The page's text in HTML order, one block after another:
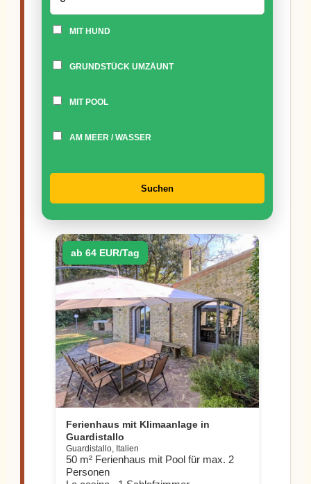
MIT HUND
GRUNDSTÜCK UMZÄUNT
MIT POOL
AM MEER / WASSER
Suchen
ab 64 EUR/Tag
Ferienhaus mit Klimaanlage in
Guardistallo
Guardistallo, Italien
50 m² Ferienhaus mit Pool für max. 2
Personen